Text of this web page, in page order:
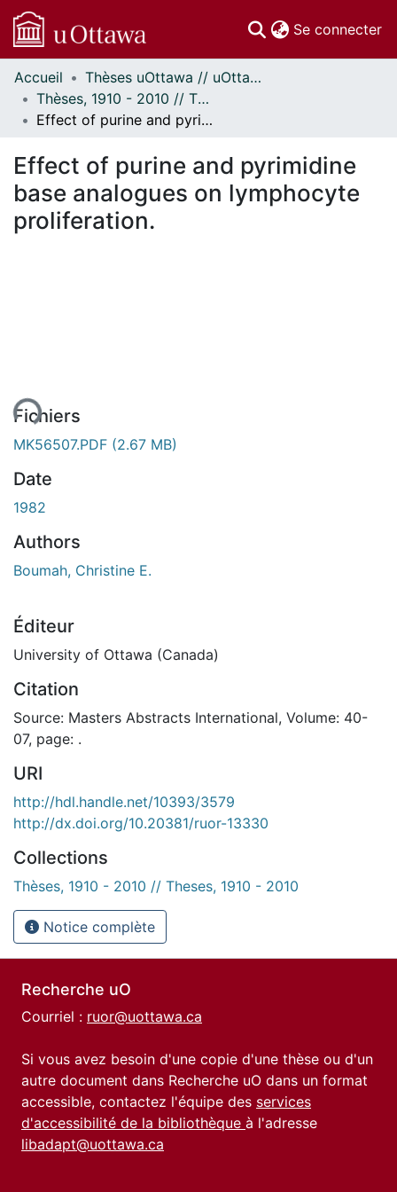
Se connecter
Communautés
et collections
Parcourir
À propos
Accueil
Thèses uOttawa // uOttawa Theses
Thèses, 1910 - 2010 // Theses, 1910 - 2010
Effect of purine and pyrimidine base analogues on lymphocyte proliferation.
Effect of purine and pyrimidine
base analogues on lymphocyte
proliferation.
Fichiers
MK56507.PDF (2.67 MB)
Date
1982
Authors
Boumah, Christine E.
Éditeur
University of Ottawa (Canada)
Citation
Source: Masters Abstracts International, Volume: 40-
07, page: .
URI
http://hdl.handle.net/10393/3579
http://dx.doi.org/10.20381/ruor-13330
Collections
Thèses, 1910 - 2010 // Theses, 1910 - 2010
Notice complète
Recherche uO
Courriel : ruor@uottawa.ca
Si vous avez besoin d'une copie d'une thèse ou d'un
autre document dans Recherche uO dans un format
accessible, contactez l'équipe des services
d'accessibilité de la bibliothèque à l'adresse
libadapt@uottawa.ca